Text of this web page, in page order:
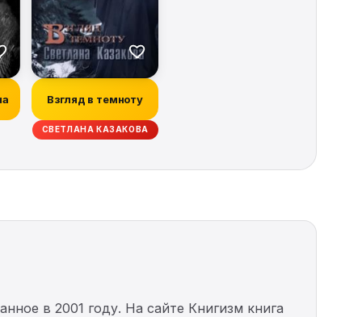
Взгляд в темноту
СВЕТЛАНА КАЗАКОВА
в 2001 году. На сайте Книгизм книга